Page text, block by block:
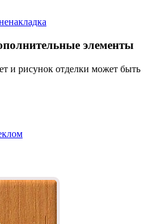
элементы
и рисунок отделки может быть